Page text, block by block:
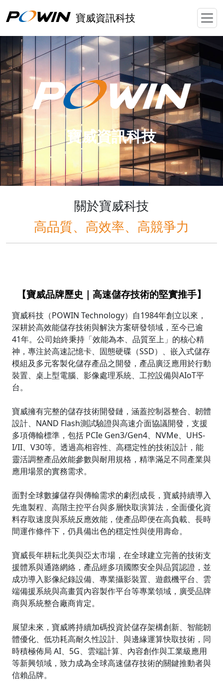
寶威資訊科技
寶威資訊科技
關於寶威科技
高品質、高效率、高競爭力
【寶威品牌歷史｜高速儲存技術的堅實推手】
寶威科技（POWIN Technology）自1984年創立以來，
深耕於高效能儲存技術與解決方案研發領域，至今已逾
41年。公司始終秉持「效能為本、品質至上」的核心精
神，專注於高速記憶卡、固態硬碟（SSD）、嵌入式儲存
模組及多元客製化儲存產品之開發，產品廣泛應用於行動
裝置、桌上型電腦、影像處理系統、工控設備與AIoT平
台。
寶威擁有完整的儲存技術開發鏈，涵蓋控制器整合、韌體
設計、NAND Flash測試驗證與高速介面協議開發，支援
多項傳輸標準，包括 PCIe Gen3/Gen4、NVMe、UHS-
I/II、V30等。透過高相容性、高穩定性的技術設計，能
靈活調整產品效能參數與耐用規格，精準滿足不同產業與
應用場景的實務需求。
面對全球數據儲存與傳輸需求的劇烈成長，寶威持續導入
先進製程、高階主控平台與多層快取演算法，全面優化資
料存取速度與系統反應效能，使產品即便在高負載、長時
間運作條件下，仍具備出色的穩定性與使用壽命。
寶威長年耕耘北美與亞太市場，在全球建立完善的技術支
援體系與通路網絡，產品經多項國際安全與品質認證，並
成功導入影像紀錄設備、專業攝影裝置、遊戲機平台、雲
端備援系統與高畫質內容製作平台等專業領域，廣受品牌
商與系統整合廠商肯定。
展望未來，寶威將持續加碼投資於儲存架構創新、智能韌
體優化、低功耗高耐久性設計、與邊緣運算快取技術，同
時積極佈局 AI、5G、雲端計算、內容創作與工業級應用
等新興領域，致力成為全球高速儲存技術的關鍵推動者與
信賴品牌。